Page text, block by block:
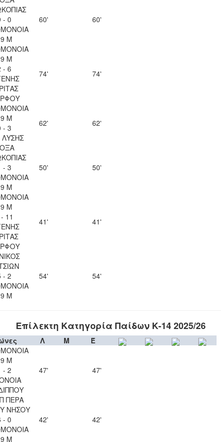
- 0
Μ
60' 60'
Μ
- 6
74' 74'
Μ
- 3
ΛΥΣΗΣ
62' 62'
- 3
Μ
50' 50'
Μ
11
41' 41'
- 2
Μ
54' 54'
Επίλεκτη Κατηγορία Παίδων Κ-14 2025/26
Λ Μ
Έ
Μ
- 2
47' 47'
ΠΕΡΑ
ΝΗΣΟΥ
- 0
Μ
42' 42'